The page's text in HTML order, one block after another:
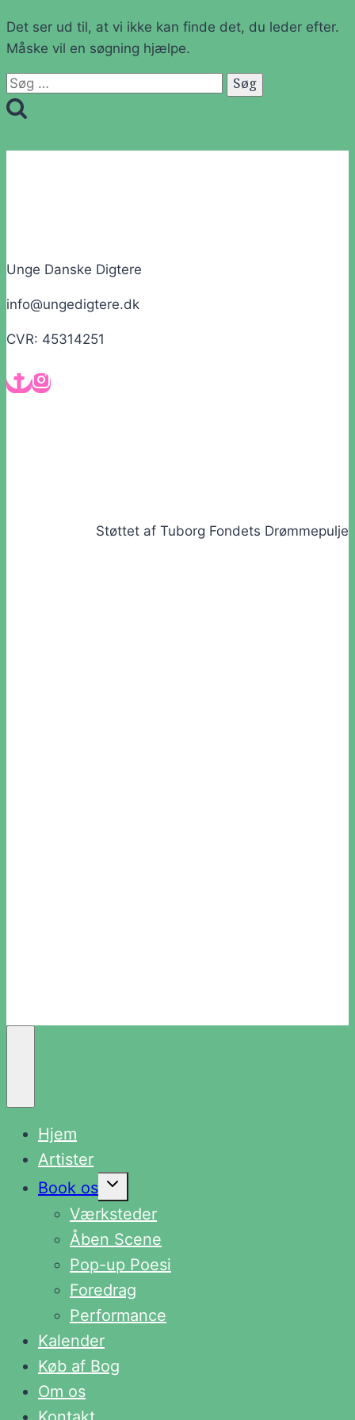
Det ser ud til, at vi ikke kan finde det, du leder efter.
Måske vil en søgning hjælpe.
Søg
efter:
Unge Danske Digtere
info@ungedigtere.dk
CVR: 45314251
Støttet af Tuborg Fondets Drømmepulje
Hjem
Artister
Book os Skift
Værksteder
Åben Scene
Pop-up Poesi
Foredrag
Performance
Kalender
Køb af Bog
Om os